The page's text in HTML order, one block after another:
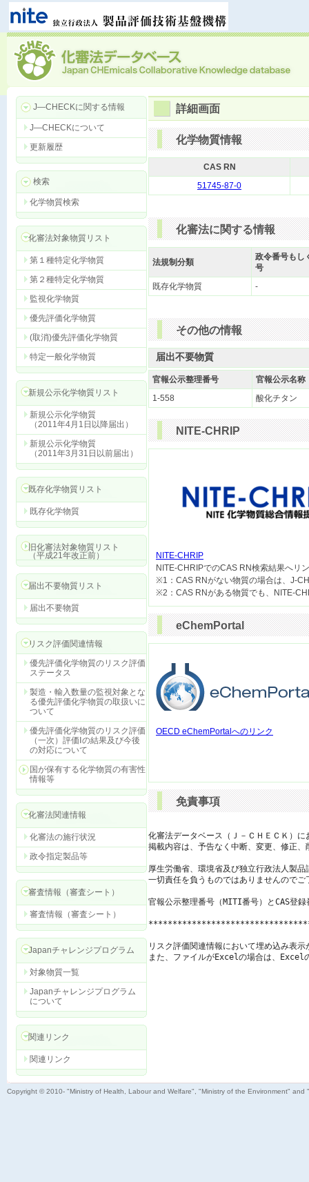
J―CHECKに関する情報
J―CHECKについて
更新履歴
検索
化学物質検索
化審法対象物質リスト
第１種特定化学物質
第２種特定化学物質
監視化学物質
優先評価化学物質
(取消)優先評価化学物質
特定一般化学物質
新規公示化学物質リスト
新規公示化学物質
（2011年4月1日以降届出）
新規公示化学物質
（2011年3月31日以前届出）
既存化学物質リスト
既存化学物質
旧化審法対象物質リスト
（平成21年改正前）
届出不要物質リスト
届出不要物質
リスク評価関連情報
優先評価化学物質のリスク評価
ステータス
製造・輸入数量の監視対象とな
る優先評価化学物質の取扱いに
ついて
優先評価化学物質のリスク評価
（一次）評価Ⅰの結果及び今後
の対応について
国が保有する化学物質の有害性
情報等
化審法関連情報
化審法の施行状況
政令指定製品等
審査情報（審査シート）
審査情報（審査シート）
Japanチャレンジプログラム
対象物質一覧
Japanチャレンジプログラム
について
関連リンク
関連リンク
詳細画面
化学物質情報
CAS RN
51745-87-0
化審法に関する情報
法規制分類
政令番号もし
号
既存化学物質
-
その他の情報
届出不要物質
官報公示整理番号
官報公示名称
1-558
酸化チタン
NITE-CHRIP
NITE-CHRIP
NITE-CHRIPでのCAS RN検索結果へリ
※1：CAS RNがない物質の場合は、J-
eChemPortal
OECD eChemPortalへのリンク
免責事項
化審法データベース（Ｊ－ＣＨＥＣＫ）
掲載内容は、予告なく中断、変更、修正
厚生労働省、環境省及び独立行政法人製
一切責任を負うものではありませんのでご
官報公示整理番号（MITI番号）とCAS登
リスク評価関連情報において埋め込み表
また、ファイルがExcelの場合は、Excel
Copyright © 2010- "Ministry of Health, Labour and Welfare", "Ministry of the Environment"